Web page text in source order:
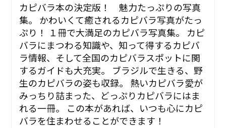
カピバラ本の決定版！ 魅力たっぷりの写真
集。 かわいくて癒されるカピバラ写真がたっ
ぷり！ １冊で大満足のカピバラ写真集。 カピ
バラにまつわる知識や、知って得するカピバ
ラ情報、そして全国のカピバラスポットに関
するガイドも大充実。 ブラジルで生きる、野
生のカピバラの姿も収録。 熱いカピバラ愛が
みっちり詰まった、どっぷりカピバラにはま
れる一冊。 この本があれば、いつも心にカピ
バラを住まわせることができます！